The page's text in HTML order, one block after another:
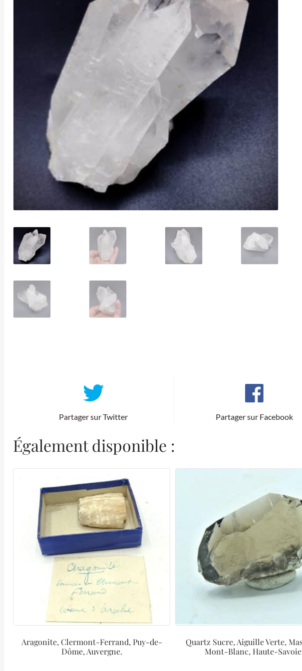
Partager sur Twitter Partager sur Facebook
Également disponible :
Aragonite, Clermont-Ferrand, Puy-de-
Dôme, Auvergne.
Quartz Sucre, Aiguille Verte,
Mont-Blanc, Haute-